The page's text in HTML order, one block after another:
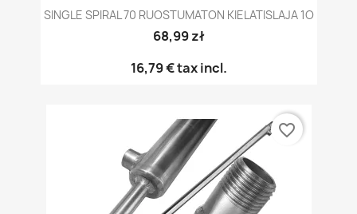
SINGLE SPIRAL 70 RUOSTUMATON KIELATISLAJA 1O
68,99 zł
16,79 €tax incl.
favorite_border